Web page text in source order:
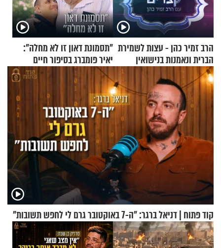
הרב זמיר כהן - עצות לשמירת
הברית ונאמנות בנישואין
"תסמונת דאון זו לא מחלה":
יאיר פומברג בסיפור חיים
מעורר השראה
קוד פתוח | דניאל ברגר: "ה-7 באוקטובר גרם לי לחפש תשובות"